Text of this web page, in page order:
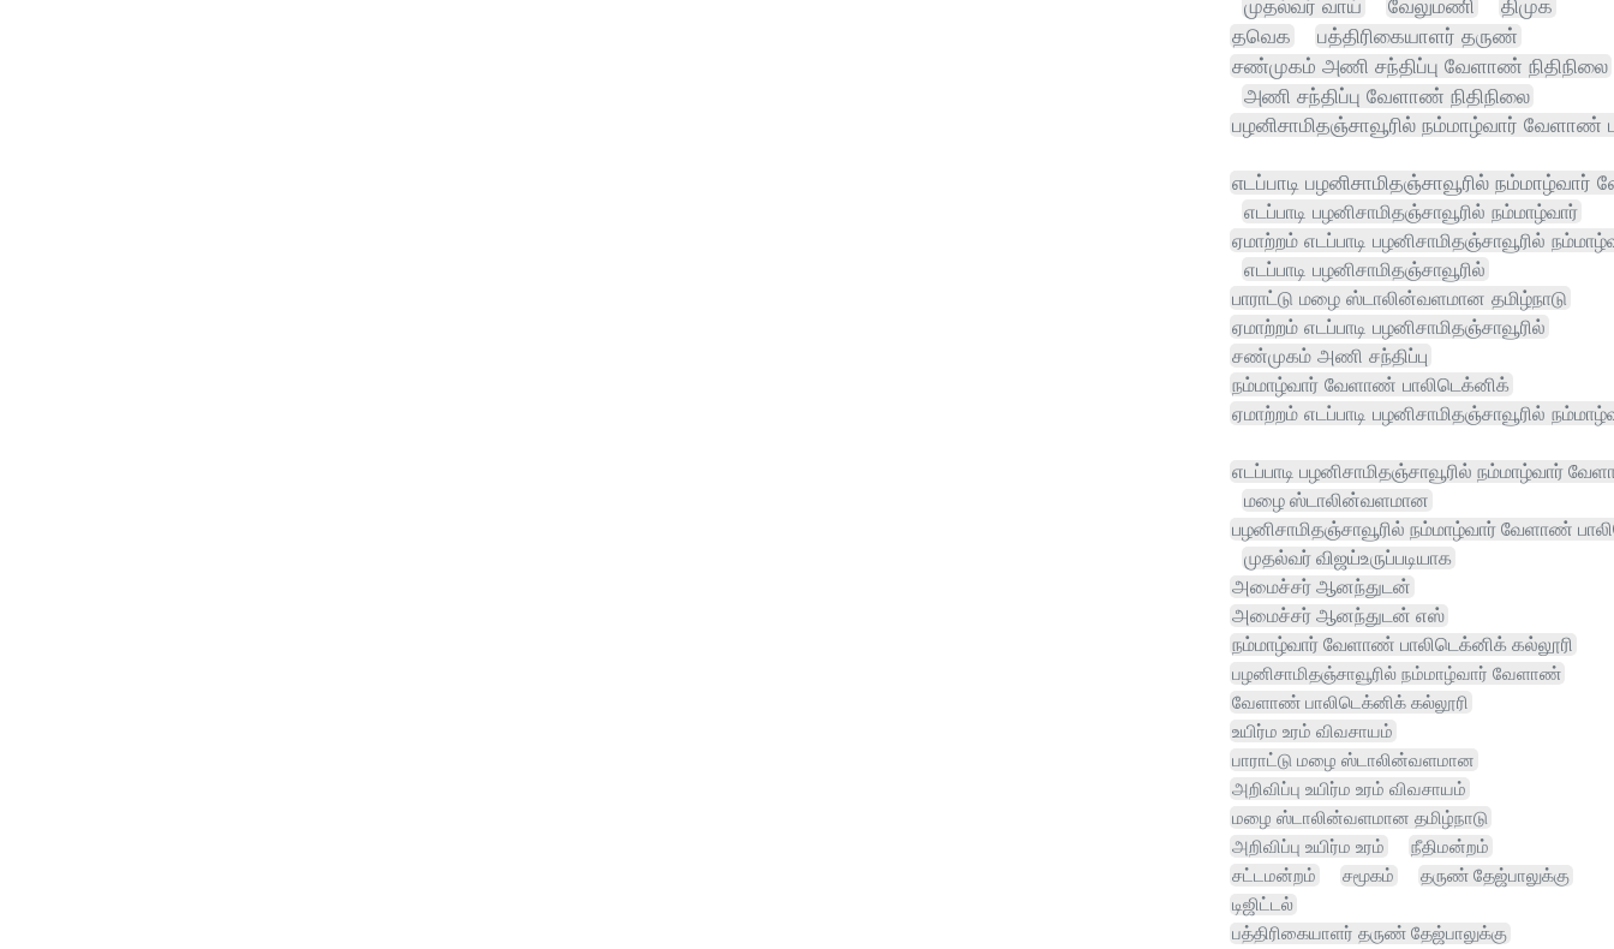
முதல்வர் வாய் வேலுமணி
திமுக
தவெக
பத்திரிகையாளர் தருண்
சண்முகம் அணி சந்திப்பு வேளாண் நிதிநிலை
அணி சந்திப்பு வேளாண் நிதிநிலை
பழனிசாமிதஞ்சாவூரில் நம்மாழ்வார் வேளாண்
எடப்பாடி பழனிசாமிதஞ்சாவூரில்
எடப்பாடி பழனிசாமிதஞ்சாவூரில் நம்மாழ்வார்
ஏமாற்றம் எடப்பாடி பழனிசாமிதஞ்சாவூரில்
எடப்பாடி பழனிசாமிதஞ்சாவூரில்
பாராட்டு மழை ஸ்டாலின்வளமான தமிழ்நாடு
ஏமாற்றம் எடப்பாடி பழனிசாமிதஞ்சாவூரில்
சண்முகம் அணி சந்திப்பு
நம்மாழ்வார் வேளாண் பாலிடெக்னிக்
ஏமாற்றம் எடப்பாடி பழனிசாமிதஞ்சாவூரில்
எடப்பாடி பழனிசாமிதஞ்சாவூரில் நம்மாழ்வார்
மழை ஸ்டாலின்வளமான
பழனிசாமிதஞ்சாவூரில் நம்மாழ்வார் வேளாண்
முதல்வர் விஜய்உருப்படியாக
அமைச்சர் ஆனந்துடன்
அமைச்சர் ஆனந்துடன் எஸ்
நம்மாழ்வார் வேளாண் பாலிடெக்னிக் கல்லூரி
பழனிசாமிதஞ்சாவூரில் நம்மாழ்வார் வேளாண்
வேளாண் பாலிடெக்னிக் கல்லூரி
உயிர்ம உரம் விவசாயம்
பாராட்டு மழை ஸ்டாலின்வளமான
அறிவிப்பு உயிர்ம உரம் விவசாயம்
மழை ஸ்டாலின்வளமான தமிழ்நாடு
அறிவிப்பு உயிர்ம உரம்
நீதிமன்றம்
சட்டமன்றம்
சமூகம்
தருண் தேஜ்பாலுக்கு
டிஜிட்டல்
பத்திரிகையாளர் தருண் தேஜ்பாலுக்கு